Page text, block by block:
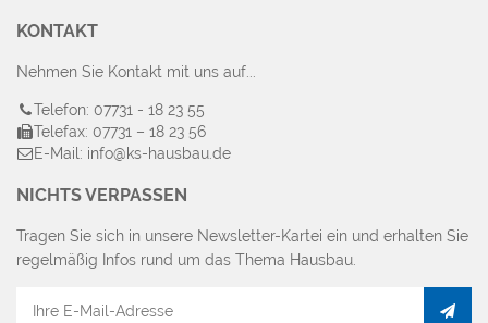
KONTAKT
Nehmen Sie Kontakt mit uns auf...
Telefon: 07731 - 18 23 55
Telefax: 07731 – 18 23 56
E-Mail: info@ks-hausbau.de
NICHTS VERPASSEN
Tragen Sie sich in unsere Newsletter-Kartei ein und erhalten Sie
regelmäßig Infos rund um das Thema Hausbau.